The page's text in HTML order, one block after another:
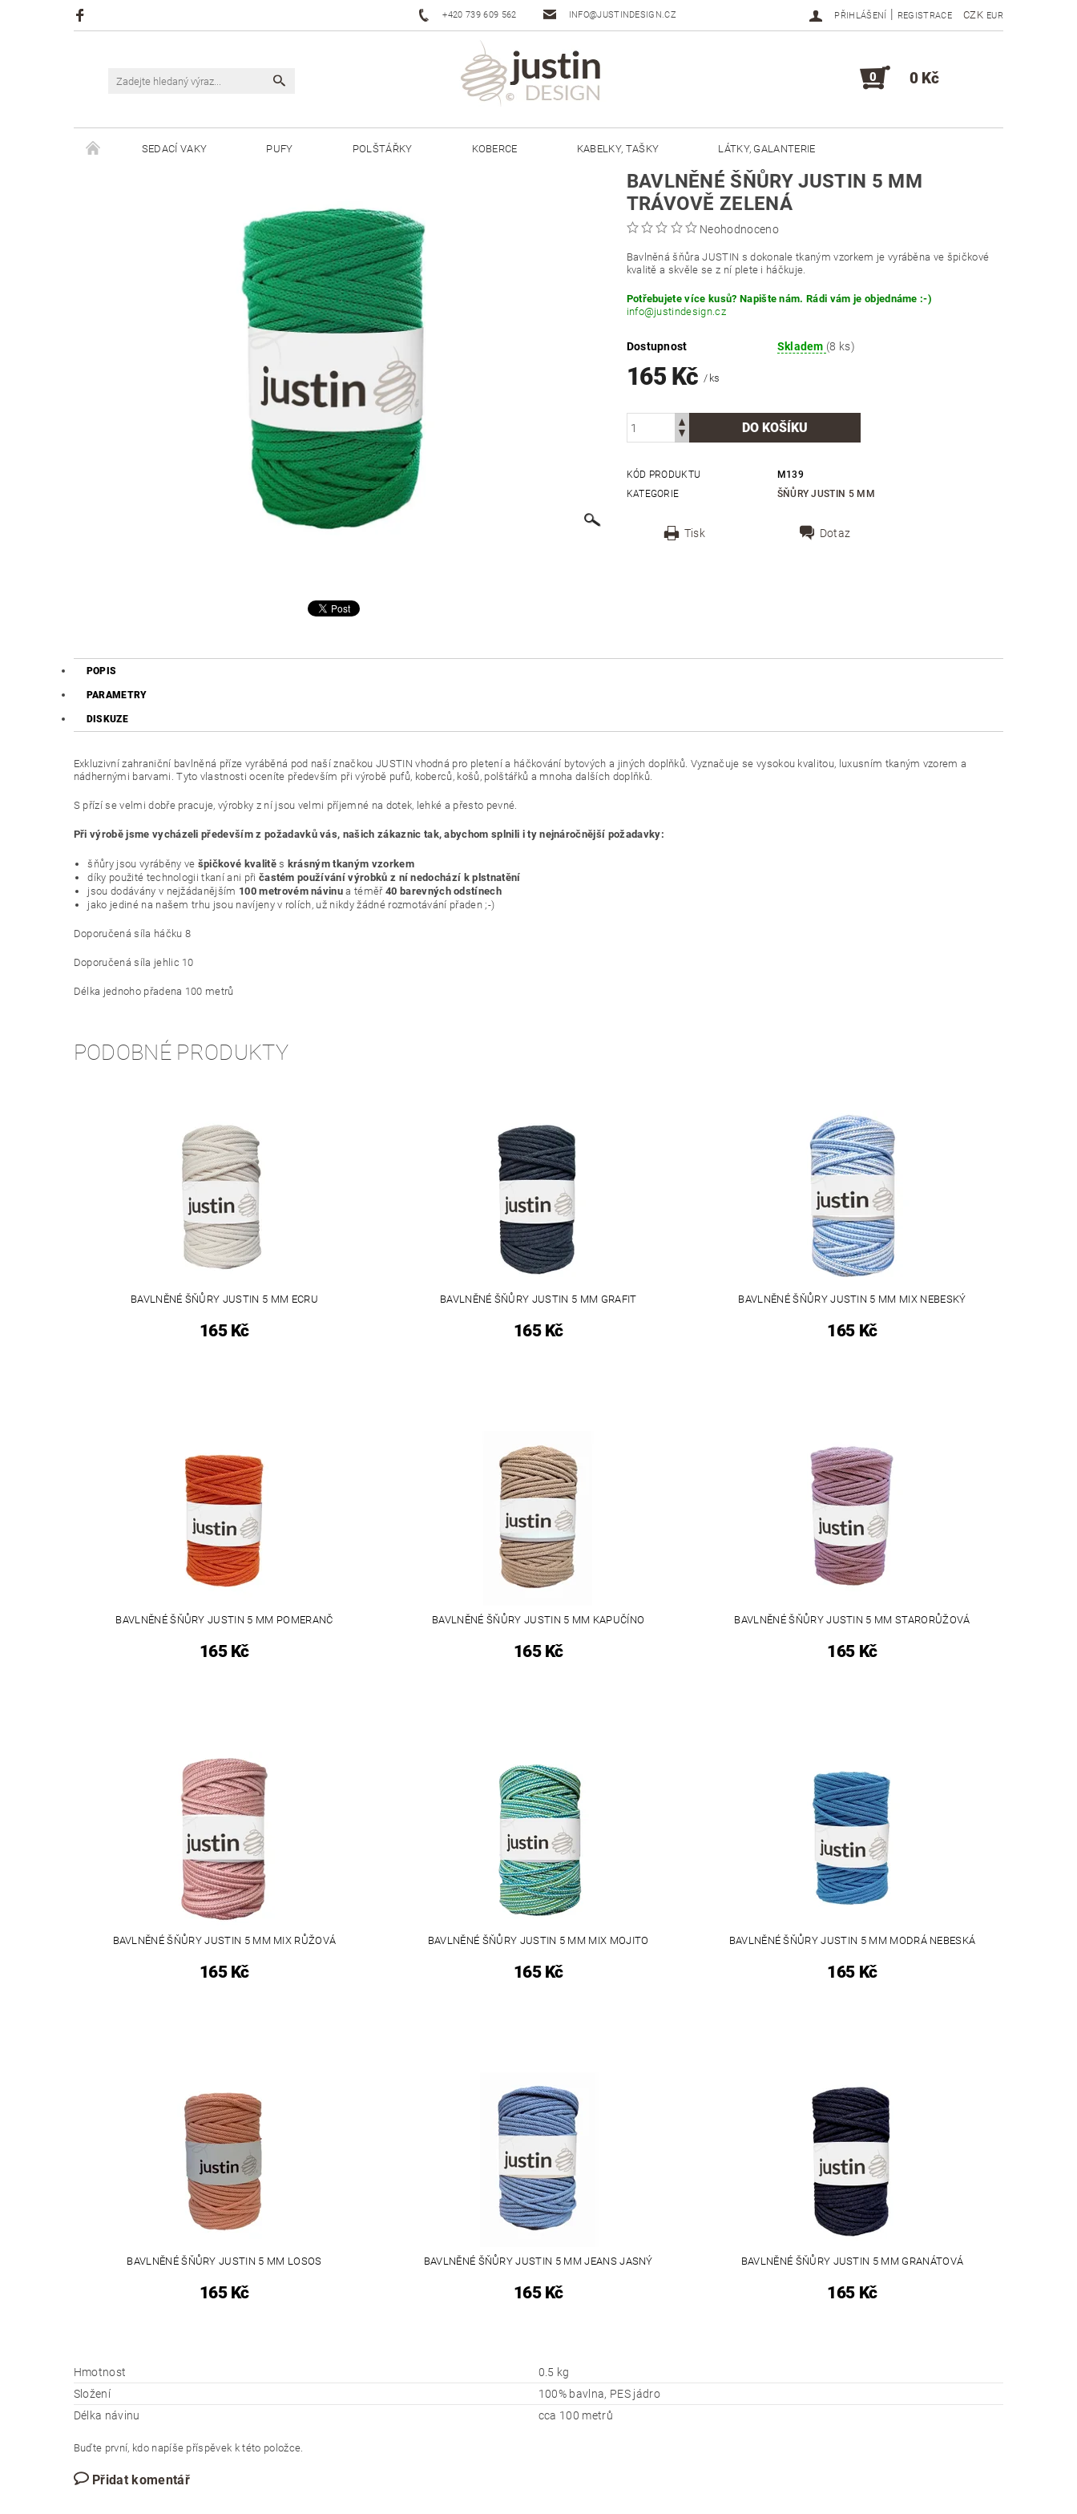
+420 739 609 562 INFO@JUSTINDESIGN.CZ CZK EUR
PŘIHLÁŠENÍ | REGISTRACE
0 0 Kč
SEDACÍ VAKY PUFY POLŠTÁŘKY KOBERCE KABELKY, TAŠKY LÁTKY, GALANTERIE
ŠŇŮRY JUSTIN 5 MM DOPLŇKY, KOMPONENTY
BAVLNĚNÉ ŠŇŮRY JUSTIN 5 MM
TRÁVOVĚ ZELENÁ
Neohodnoceno
Bavlněná šňůra JUSTIN s dokonale tkaným vzorkem je vyráběna ve špičkové
kvalitě a skvěle se z ní plete i háčkuje.
Potřebujete více kusů? Napište nám. Rádi vám je objednáme :-)
info@justindesign.cz
Dostupnost Skladem (8 ks)
165 Kč/ ks
KÓD PRODUKTU
M139
KATEGORIE
ŠŇŮRY JUSTIN 5 MM
Tisk Dotaz
POPIS
PARAMETRY
DISKUZE
Exkluzivní zahraniční bavlněná příze vyráběná pod naší značkou JUSTIN vhodná pro pletení a háčkování bytových a jiných doplňků. Vyznačuje se vysokou kvalitou, luxusním tkaným vzorem a
nádhernými barvami. Tyto vlastnosti oceníte především při výrobě pufů, koberců, košů, polštářků a mnoha dalších doplňků.
S přízí se velmi dobře pracuje, výrobky z ní jsou velmi příjemné na dotek, lehké a přesto pevné.
Při výrobě jsme vycházeli především z požadavků vás, našich zákaznic tak, abychom splnili i ty nejnáročnější požadavky:
šňůry jsou vyráběny ve špičkové kvalitěs krásným tkaným vzorkem
díky použité technologii tkaní ani při častém používání výrobků z ní nedochází k plstnatění
jsou dodávány v nejžádanějším 100 metrovém návinu a téměř 40 barevných odstínech
jako jediné na našem trhu jsou navíjeny v rolích, už nikdy žádné rozmotávání přaden ;-)
Doporučená síla háčku 8
Doporučená síla jehlic 10
Délka jednoho přadena 100 metrů
PODOBNÉ PRODUKTY
BAVLNĚNÉ ŠŇŮRY JUSTIN 5 MM ECRU
165 Kč
BAVLNĚNÉ ŠŇŮRY JUSTIN 5 MM GRAFIT
165 Kč
BAVLNĚNÉ ŠŇŮRY JUSTIN 5 MM MIX NEBESKÝ
165 Kč
BAVLNĚNÉ ŠŇŮRY JUSTIN 5 MM POMERANČ
165 Kč
BAVLNĚNÉ ŠŇŮRY JUSTIN 5 MM KAPUČÍNO
165 Kč
BAVLNĚNÉ ŠŇŮRY JUSTIN 5 MM STARORŮŽOVÁ
165 Kč
BAVLNĚNÉ ŠŇŮRY JUSTIN 5 MM MIX RŮŽOVÁ
165 Kč
BAVLNĚNÉ ŠŇŮRY JUSTIN 5 MM MIX MOJITO
165 Kč
BAVLNĚNÉ ŠŇŮRY JUSTIN 5 MM MODRÁ NEBESKÁ
165 Kč
BAVLNĚNÉ ŠŇŮRY JUSTIN 5 MM LOSOS
165 Kč
BAVLNĚNÉ ŠŇŮRY JUSTIN 5 MM JEANS JASNÝ
165 Kč
BAVLNĚNÉ ŠŇŮRY JUSTIN 5 MM GRANÁTOVÁ
165 Kč
Hmotnost
0.5 kg
Složení
100% bavlna, PES jádro
Délka návinu
cca 100 metrů
Buďte první, kdo napíše příspěvek k této položce.
Přidat komentář